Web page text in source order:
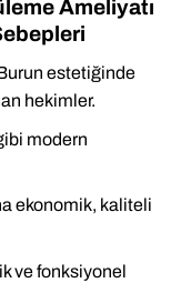
Ameliyatı
estetiğinde
hekimler.
modern
ekonomik, kaliteli
ve fonksiyonel